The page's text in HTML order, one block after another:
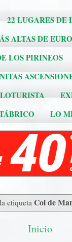
22 LUGARES DE
ALTAS DE
LOS PIRINEOS
LO
etiquetaCol de
Inicio